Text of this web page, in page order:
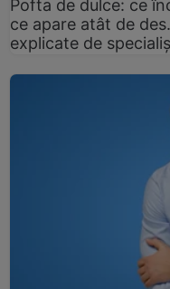
Pofta de dulce: ce
ce apare atât de
explicate de